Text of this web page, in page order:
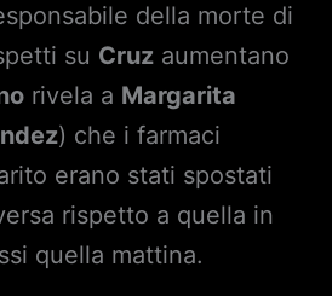
della morte di
su Cruzaumentano
rivela a Margarita
) che i farmaci
erano stati spostati
rispetto a quella in
quella mattina.